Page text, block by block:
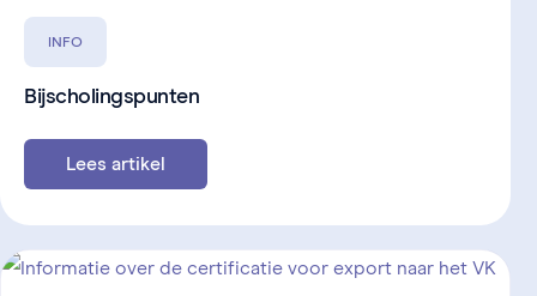
INFO
Bijscholingspunten
Lees artikel